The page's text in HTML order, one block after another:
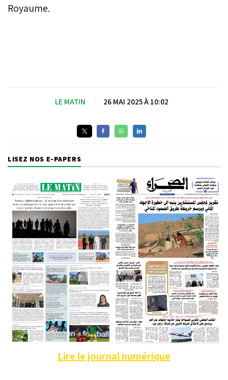
Royaume.
LE MATIN 26 MAI 2025 À 10:02
LISEZ NOS E-PAPERS
Lire le journal numérique